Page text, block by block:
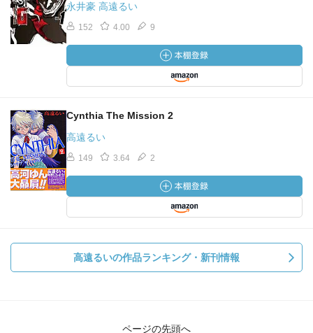
永井豪 高遠るい
152 4.00 9
Cynthia The Mission 2
高遠るい
149 3.64 2
高遠るいの作品ランキング・新刊情報
ページの先頭へ